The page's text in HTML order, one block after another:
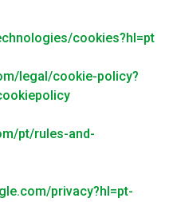
cookies?hl=pt
legal/cookie-policy?
pt/rules-and-
privacy?hl=pt-